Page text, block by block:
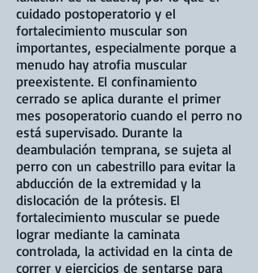
cuidado postoperatorio y el
fortalecimiento muscular son
importantes, especialmente porque a
menudo hay atrofia muscular
preexistente. El confinamiento
cerrado se aplica durante el primer
mes posoperatorio cuando el perro no
está supervisado. Durante la
deambulación temprana, se sujeta al
perro con un cabestrillo para evitar la
abducción de la extremidad y la
dislocación de la prótesis. El
fortalecimiento muscular se puede
lograr mediante la caminata
controlada, la actividad en la cinta de
correr y ejercicios de sentarse para